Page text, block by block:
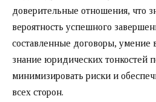
доверительные отношения, что
вероятность успешного
составленные договоры, умение
знание юридических тонкостей
минимизировать риски и
всех сторон.